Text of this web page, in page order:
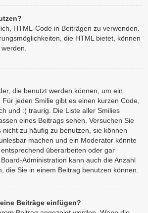
HTML-Code in Beiträgen zu verwenden.
die HTML bietet, können
die benutzt werden können, um ein
jeden Smilie gibt es einen kurzen Code,
und :( traurig. Die Liste aller Smilies
eines Beitrags sehen. Versuchen Sie
nicht zu häufig zu benutzen, sie können
machen und ein Moderator könnte
überarbeiten oder gar
Administration kann auch die Anzahl
die Sie in einem Beitrag benutzen können.
Beiträge einfügen?